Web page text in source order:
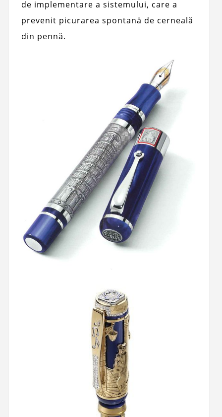
de implementare a sistemului, care a
prevenit picurarea spontană de cerneală
din pennă.